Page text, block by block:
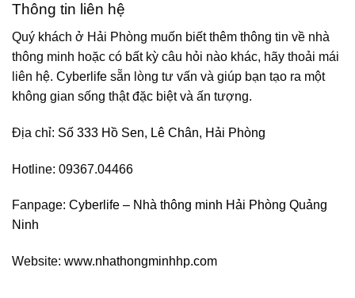
Thông tin liên hệ
Quý khách ở Hải Phòng muốn biết thêm thông tin về nhà
thông minh hoặc có bất kỳ câu hỏi nào khác, hãy thoải mái
liên hệ. Cyberlife sẵn lòng tư vấn và giúp bạn tạo ra một
không gian sống thật đặc biệt và ấn tượng.
Địa chỉ: Số 333 Hồ Sen, Lê Chân, Hải Phòng
Hotline: 09367.04466
Fanpage: Cyberlife – Nhà thông minh Hải Phòng Quảng
Ninh
Website: www.nhathongminhhp.com